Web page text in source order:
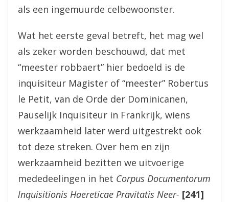
als een ingemuurde celbewoonster.
Wat het eerste geval betreft, het mag wel
als zeker worden beschouwd, dat met
“meester robbaert” hier bedoeld is de
inquisiteur Magister of “meester” Robertus
le Petit, van de Orde der Dominicanen,
Pauselijk Inquisiteur in Frankrijk, wiens
werkzaamheid later werd uitgestrekt ook
tot deze streken. Over hem en zijn
werkzaamheid bezitten we uitvoerige
mededeelingen in het Corpus Documentorum
lnquisitionis Haereticae Pravitatis Neer- [241]